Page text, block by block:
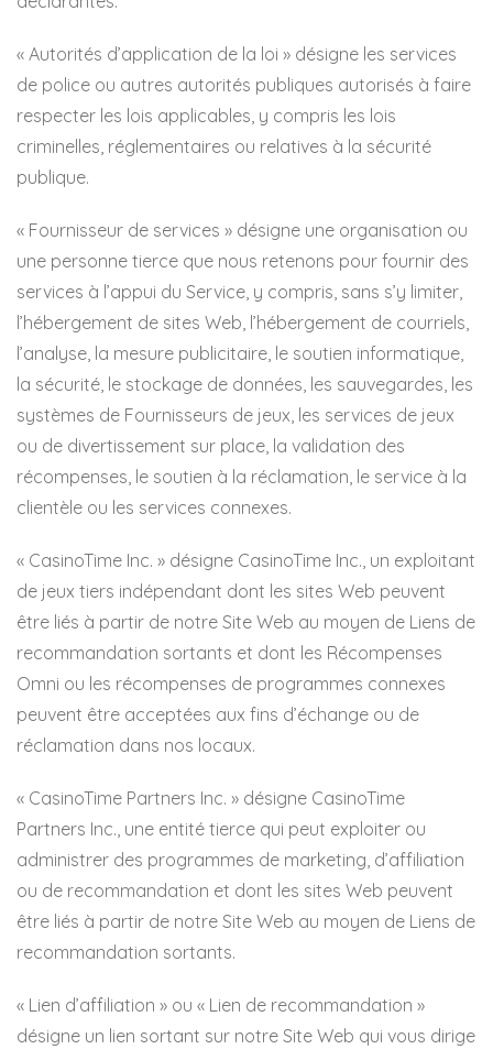
« Autorités d’application de la loi » désigne les services
de police ou autres autorités publiques autorisés à faire
respecter les lois applicables, y compris les lois
criminelles, réglementaires ou relatives à la sécurité
publique.
« Fournisseur de services » désigne une organisation ou
une personne tierce que nous retenons pour fournir des
services à l’appui du Service, y compris, sans s’y limiter,
l’hébergement de sites Web, l’hébergement de courriels,
l’analyse, la mesure publicitaire, le soutien informatique,
la sécurité, le stockage de données, les sauvegardes, les
systèmes de Fournisseurs de jeux, les services de jeux
ou de divertissement sur place, la validation des
récompenses, le soutien à la réclamation, le service à la
clientèle ou les services connexes.
« CasinoTime Inc. » désigne CasinoTime Inc., un exploitant
de jeux tiers indépendant dont les sites Web peuvent
être liés à partir de notre Site Web au moyen de Liens de
recommandation sortants et dont les Récompenses
Omni ou les récompenses de programmes connexes
peuvent être acceptées aux fins d’échange ou de
réclamation dans nos locaux.
« CasinoTime Partners Inc. » désigne CasinoTime
Partners Inc., une entité tierce qui peut exploiter ou
administrer des programmes de marketing, d’affiliation
ou de recommandation et dont les sites Web peuvent
être liés à partir de notre Site Web au moyen de Liens de
recommandation sortants.
« Lien d’affiliation » ou « Lien de recommandation »
désigne un lien sortant sur notre Site Web qui vous dirige